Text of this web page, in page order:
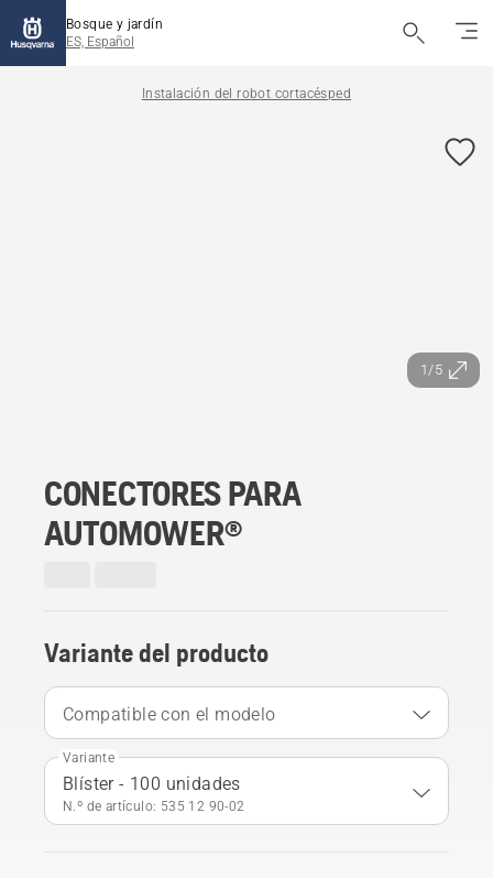
Bosque y jardín
ES, Español
Instalación del robot cortacésped
1/5
CONECTORES PARA
AUTOMOWER®
Variante del producto
Compatible con el modelo
Variante
Blíster - 100 unidades
N.º de artículo: 535 12 90‑02